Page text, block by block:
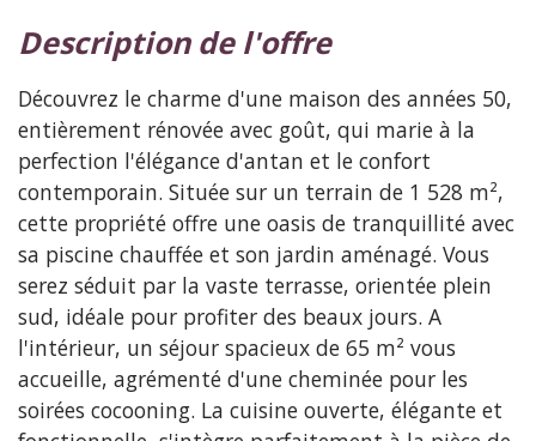
description de l'offre
Découvrez le charme d'une maison des années 50,
entièrement rénovée avec goût, qui marie à la
perfection l'élégance d'antan et le confort
contemporain. Située sur un terrain de 1 528 m²,
cette propriété offre une oasis de tranquillité avec
sa piscine chauffée et son jardin aménagé. Vous
serez séduit par la vaste terrasse, orientée plein
sud, idéale pour profiter des beaux jours. A
l'intérieur, un séjour spacieux de 65 m² vous
accueille, agrémenté d'une cheminée pour les
soirées cocooning. La cuisine ouverte, élégante et